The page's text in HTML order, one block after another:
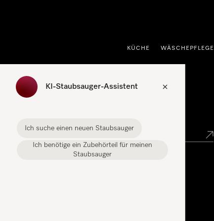
KÜCHE WÄSCHEPFLEGE
KI-Staubsauger-Assistent
Ich suche einen neuen Staubsauger
Ich benötige ein Zubehörteil für meinen
Staubsauger